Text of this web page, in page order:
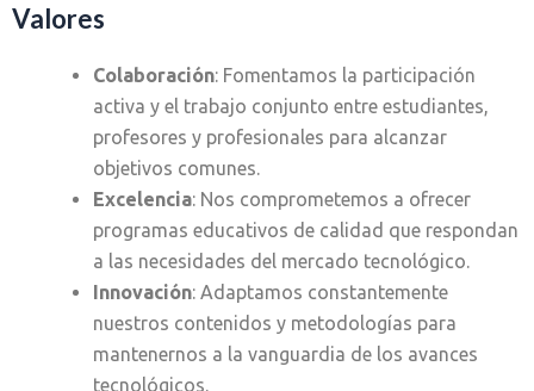
Valores
Colaboración: Fomentamos la participación
activa y el trabajo conjunto entre estudiantes,
profesores y profesionales para alcanzar
objetivos comunes.
Excelencia: Nos comprometemos a ofrecer
programas educativos de calidad que respondan
a las necesidades del mercado tecnológico.
Innovación: Adaptamos constantemente
nuestros contenidos y metodologías para
mantenernos a la vanguardia de los avances
tecnológicos.